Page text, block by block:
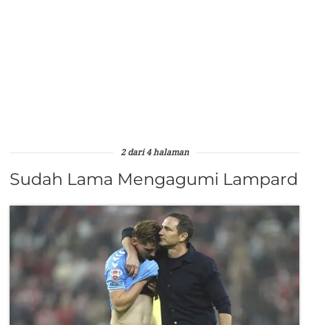
2 dari 4 halaman
Sudah Lama Mengagumi Lampard